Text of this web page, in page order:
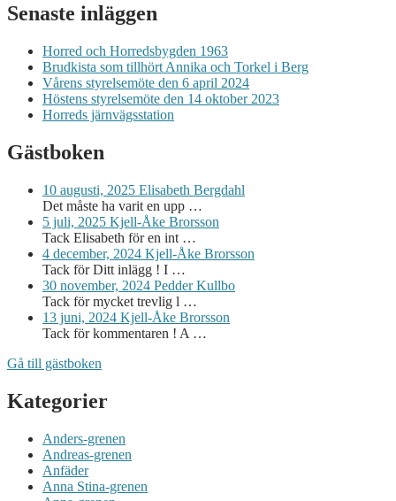
Senaste inläggen
Horred och Horredsbygden 1963
Brudkista som tillhört Annika och Torkel i Berg
Vårens styrelsemöte den 6 april 2024
Höstens styrelsemöte den 14 oktober 2023
Horreds järnvägsstation
Gästboken
10 augusti, 2025 Elisabeth Bergdahl
Det måste ha varit en upp …
5 juli, 2025 Kjell-Åke Brorsson
Tack Elisabeth för en int …
4 december, 2024 Kjell-Åke Brorsson
Tack för Ditt inlägg ! I …
30 november, 2024 Pedder Kullbo
Tack för mycket trevlig l …
13 juni, 2024 Kjell-Åke Brorsson
Tack för kommentaren ! A …
Gå till gästboken
Kategorier
Anders-grenen
Andreas-grenen
Anfäder
Anna Stina-grenen